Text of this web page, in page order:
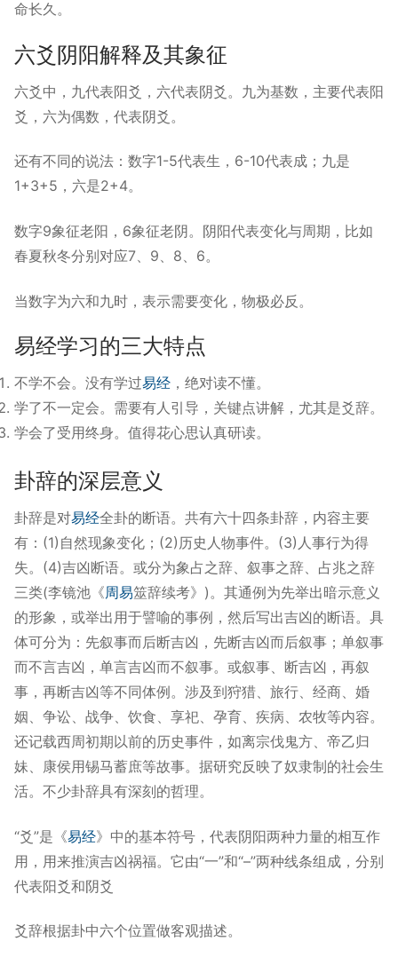
命长久。
六爻阴阳解释及其象征
六爻中，九代表阳爻，六代表阴爻。九为基数，主要代表阳
爻，六为偶数，代表阴爻。
还有不同的说法：数字1-5代表生，6-10代表成；九是
1+3+5，六是2+4。
数字9象征老阳，6象征老阴。阴阳代表变化与周期，比如
春夏秋冬分别对应7、9、8、6。
当数字为六和九时，表示需要变化，物极必反。
易经学习的三大特点
不学不会。没有学过易经 ，绝对读不懂。
学了不一定会。需要有人引导，关键点讲解，尤其是爻辞。
学会了受用终身。值得花心思认真研读。
卦辞的深层意义
卦辞是对易经全卦的断语。共有六十四条卦辞，内容主要
有：(1)自然现象变化；(2)历史人物事件。(3)人事行为得
失。(4)吉凶断语。或分为象占之辞、叙事之辞、占兆之辞
三类(李镜池《周易筮辞续考》)。其通例为先举出暗示意义
的形象，或举出用于譬喻的事例，然后写出吉凶的断语。具
体可分为：先叙事而后断吉凶，先断吉凶而后叙事；单叙事
而不言吉凶，单言吉凶而不叙事。或叙事、断吉凶，再叙
事，再断吉凶等不同体例。涉及到狩猎、旅行、经商、婚
姻、争讼、战争、饮食、享祀、孕育、疾病、农牧等内容。
还记载西周初期以前的历史事件，如离宗伐鬼方、帝乙归
妹、康侯用锡马蓄庶等故事。据研究反映了奴隶制的社会生
活。不少卦辞具有深刻的哲理。
“爻”是《易经》中的基本符号，代表阴阳两种力量的相互作
用，用来推演吉凶祸福。 它由“一”和“–”两种线条组成，分别
代表阳爻和阴爻
爻辞根据卦中六个位置做客观描述。